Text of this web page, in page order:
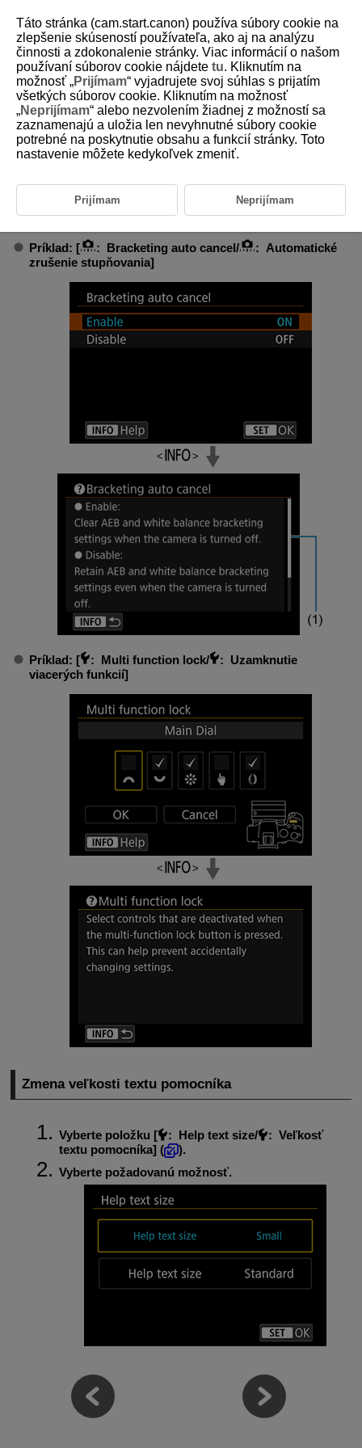
D185-206
Pomocník
Zmena veľkosti textu pomocníka
môžete zobraziť opis funkcie. Opätovným stlačením ukončíte
zobrazenie Pomocníka. Ak sa chcete posúvať po obrazovke, keď sa
vpravo zobrazí posúvač (1), otáčajte voličom
.
Príklad: [ : Bracketing auto cancel/
: Automatické
zrušenie stupňovania]
Príklad: [ : Multi function lock/
: Uzamknutie
viacerých funkcií]
Zmena veľkosti textu pomocníka
Vyberte položku [ : Help text size/
: Veľkosť
textu pomocníka] (
).
Vyberte požadovanú možnosť.
Táto stránka (cam.start.canon) používa súbory cookie na
zlepšenie skúseností používateľa, ako aj na analýzu
činnosti a zdokonalenie stránky. Viac informácií o našom
používaní súborov cookie nájdete tu. Kliknutím na
možnosť „Prijímam“ vyjadrujete svoj súhlas s prijatím
všetkých súborov cookie. Kliknutím na možnosť
„Neprijímam“ alebo nezvolením žiadnej z možností sa
zaznamenajú a uložia len nevyhnutné súbory cookie
potrebné na poskytnutie obsahu a funkcií stránky. Toto
nastavenie môžete kedykoľvek zmeniť.
Prijímam Neprijímam